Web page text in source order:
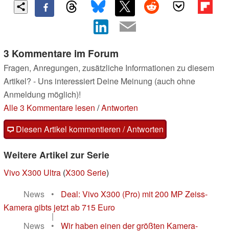
3 Kommentare im Forum
Fragen, Anregungen, zusätzliche Informationen zu diesem
Artikel? - Uns interessiert Deine Meinung (auch ohne
Anmeldung möglich)!
Alle 3 Kommentare lesen /Antworten
Diesen Artikel kommentieren / Antworten
Weitere Artikel zur Serie
Vivo X300 Ultra (X300 Serie)
News
•
Deal: Vivo X300 (Pro) mit 200 MP Zeiss-
Kamera gibts jetzt ab 715 Euro
|
News
•
Wir haben einen der größten Kamera-